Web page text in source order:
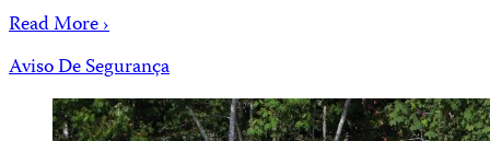
Read More ›
Aviso De Segurança